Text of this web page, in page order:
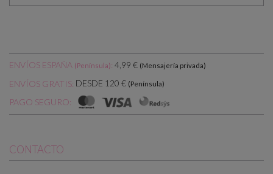
ENVÍOS ESPAÑA (Península): 4,99 € (Mensajería privada)
ENVÍOS GRATIS: DESDE 120 € (Península)
PAGO SEGURO:
CONTACTO